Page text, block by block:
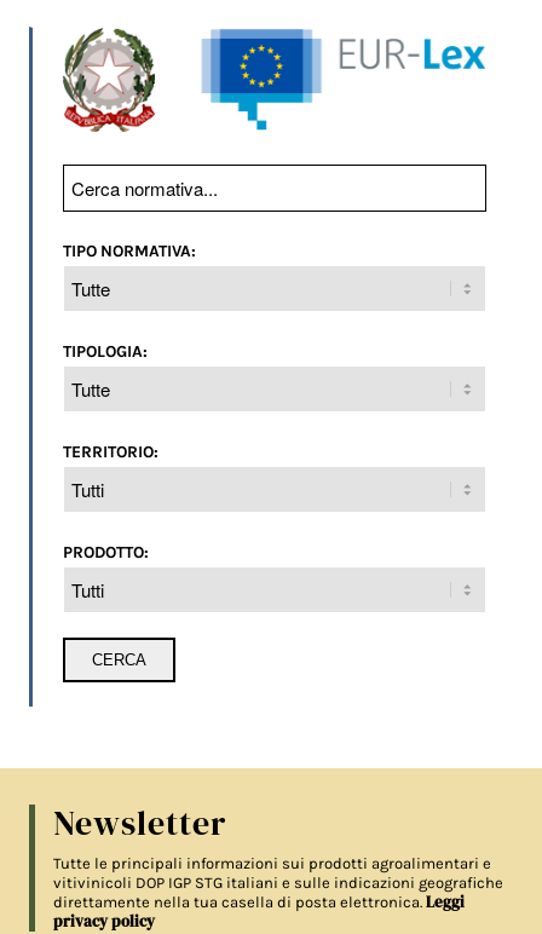
TIPO NORMATIVA:
TIPOLOGIA:
TERRITORIO:
PRODOTTO:
Newsletter
Tutte le principali informazioni sui prodotti agroalimentari e
vitivinicoli DOP IGP STG italiani e sulle indicazioni geografiche
direttamente nella tua casella di posta elettronica.Leggi
privacy policy